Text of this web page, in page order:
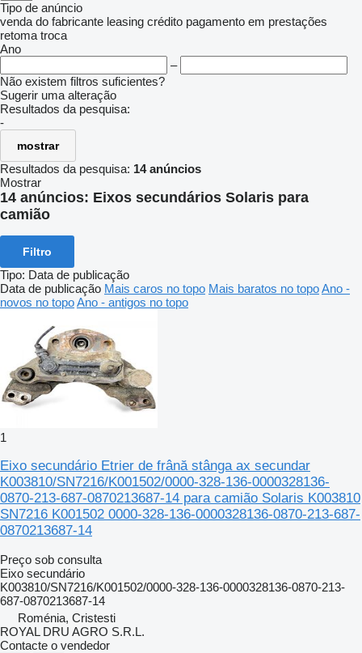
Tipo de anúncio
venda do fabricante leasing crédito pagamento em prestações
retoma troca
Ano
–
Não existem filtros suficientes?
Sugerir uma alteração
Resultados da pesquisa:
-
mostrar
Resultados da pesquisa: 14 anúncios
Mostrar
14 anúncios: Eixos secundários Solaris para
camião
Filtro
Tipo: Data de publicação
Data de publicação Mais caros no topo Mais baratos no topoAno -
novos no topoAno - antigos no topo
1
Eixo secundário Etrier de frână stânga ax secundar
K003810/SN7216/K001502/0000-328-136-0000328136-
0870-213-687-0870213687-14 para camião Solaris K003810
SN7216 K001502 0000-328-136-0000328136-0870-213-687-
0870213687-14
Preço sob consulta
Eixo secundário
K003810/SN7216/K001502/0000-328-136-0000328136-0870-213-
687-0870213687-14
Roménia, Cristesti
ROYAL DRU AGRO S.R.L.
Contacte o vendedor